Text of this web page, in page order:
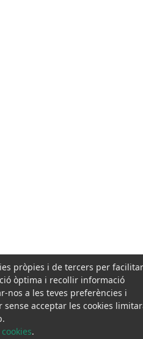
pròpies i de tercers per
òptima i recollir informació
nos a les teves preferències i
sense acceptar les cookies
.